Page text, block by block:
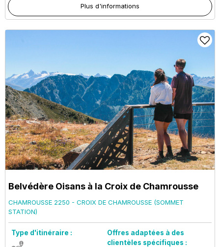
Plus d'informations
Belvédère Oisans à la Croix de Chamrousse
CHAMROUSSE 2250 - CROIX DE CHAMROUSSE (SOMMET
STATION)
Type d'itinéraire :
Offres adaptées à des
clientèles spécifiques :